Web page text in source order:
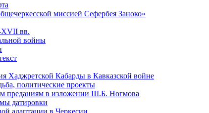
миссией Сефербея Заноко»
XVII вв.
войны
Хаджретской Кабарды в Кавказской войне
политические проекты
преданиям в изложении Ш.Б. Ногмова
датировки